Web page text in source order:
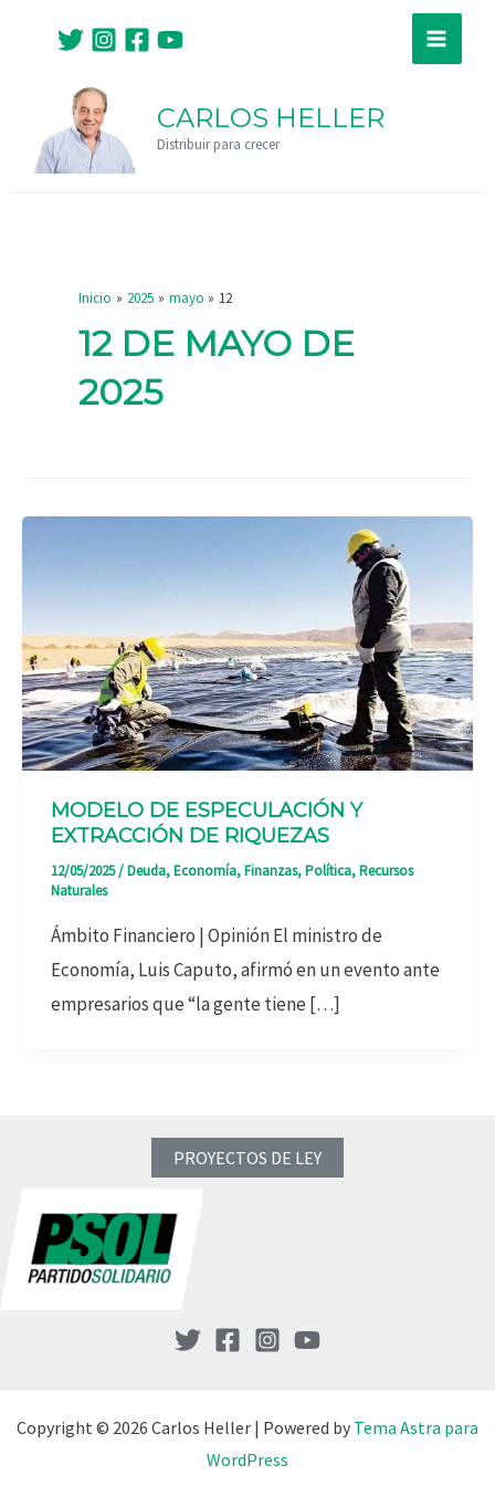
contenido
Main
CARLOS HELLER
Distribuir para crecer
Inicio 2025 mayo 12
12 DE MAYO DE
2025
MODELO DE ESPECULACIÓN Y
EXTRACCIÓN DE RIQUEZAS
12/05/2025/Deuda,Economía,Finanzas,Política,Recursos
Naturales
Ámbito Financiero | Opinión El ministro de
Economía, Luis Caputo, afirmó en un evento ante
empresarios que “la gente tiene […]
PROYECTOS DE LEY
Copyright © 2026 Carlos Heller | Powered by Tema Astra para
WordPress